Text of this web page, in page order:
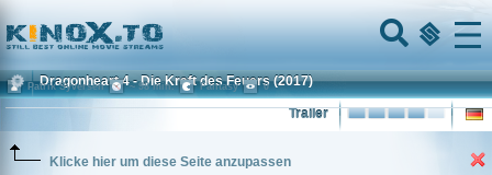
Home
Menu
Dragonheart 4 - Die Kraft des Feuers (2017)
Trailer
Klicke hier um diese Seite anzupassen
Patrik Syversen ~ 98 min. Fantasy 0